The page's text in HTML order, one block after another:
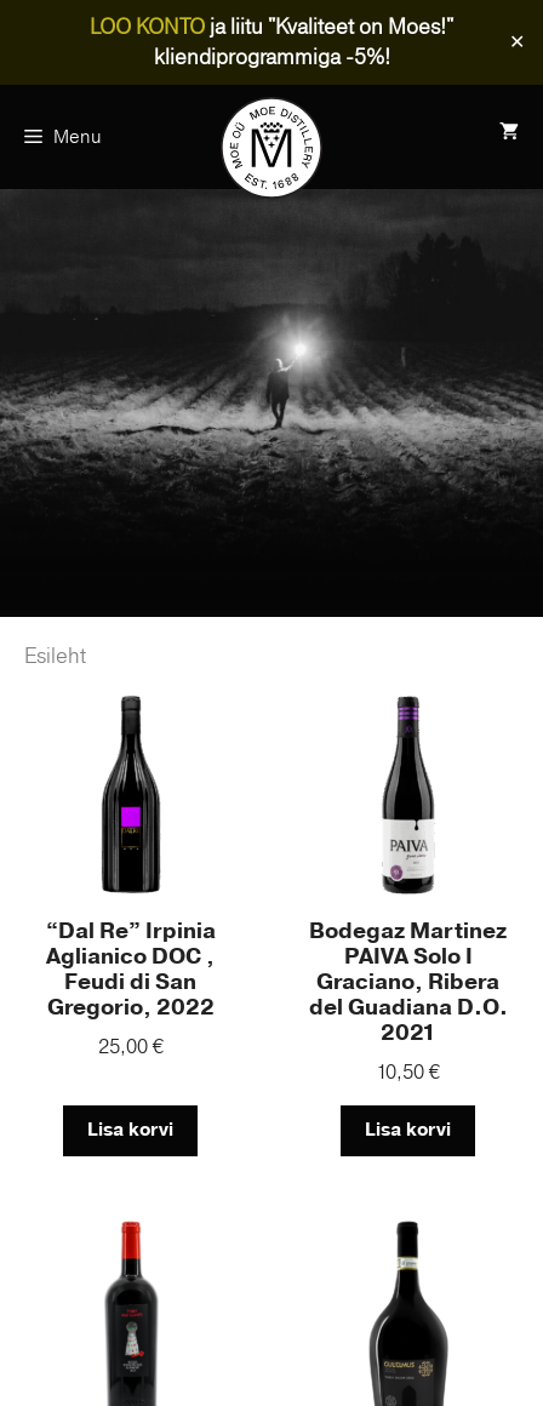
LOO KONTO ja liitu "Kvaliteet on Moes!"
kliendiprogrammiga -5%!
✕
Menu
Esileht
“Dal Re” Irpinia
Aglianico DOC ,
Feudi di San
Gregorio, 2022
25,00€
Lisa korvi
Bodegaz Martinez
PAIVA Solo I
Graciano, Ribera
del Guadiana D.O.
2021
10,50€
Lisa korvi